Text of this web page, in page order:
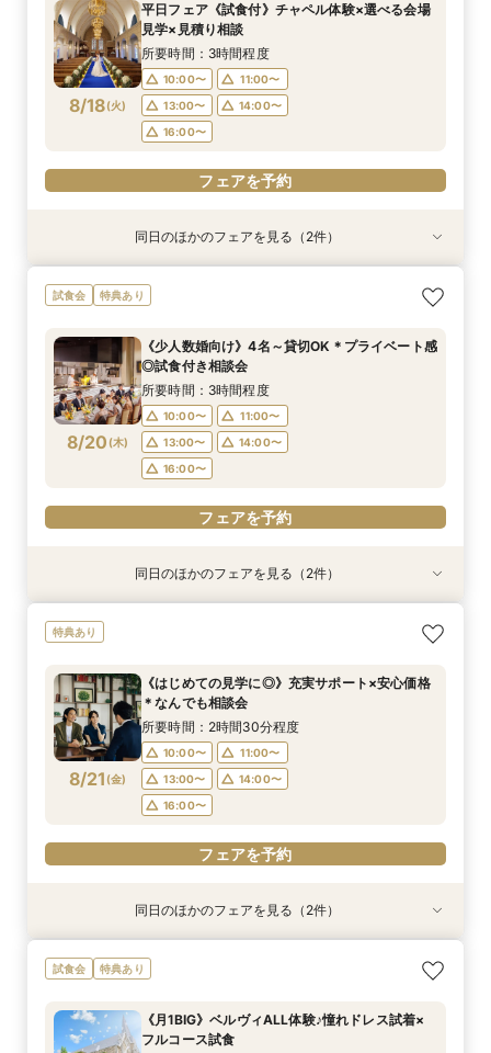
8/17(月)
10:00〜
11:00〜
13:00〜
14:00〜
16:00〜
フェアを予約
8/17(月)
10:00〜
11:00〜
13:00〜
14:00〜
16:00〜
フェアを予約
8/18(火)
平日フェア《試食付》チャペル体験×選べる会場
見学×見積り相談
所要時間：3時間程度
10:00〜
11:00〜
13:00〜
14:00〜
16:00〜
フェアを予約
特典あり
8/18(火)
《少人数婚向け》4名～貸切OK＊プライベート感
◎試食付き相談会
10:00〜
11:00〜
13:00〜
14:00〜
16:00〜
フェアを予約
8/18(火)
《はじめての見学に◎》充実サポート×安心価格
＊なんでも相談会
10:00〜
11:00〜
13:00〜
14:00〜
16:00〜
フェアを予約
同日のほかのフェアを見る（2件）
試食会 特典あり
8/20 (木)
《少人数婚向け》4名～貸切OK＊プライベート感
◎試食付き相談会
所要時間：3時間程度
10:00〜
11:00〜
13:00〜
14:00〜
16:00〜
フェアを予約
8/20 木)
《はじめての見学に◎》充実サポート×安心価格
10:00〜
11:00〜
13:00〜
14:00〜
16:00〜
フェアを予約
特典あり
8/20 木)
平日フェア《試食付》チャペル体験×選べる会場
10:00〜
11:00〜
13:00〜
14:00〜
16:00〜
フェアを予約
同日のほかのフェアを見る（2件）
特典あり
8/21 (金)
《はじめての見学に◎》充実サポート×安心価格
＊なんでも相談会
所要時間：2時間30分程度
10:00〜
11:00〜
13:00〜
14:00〜
16:00〜
フェアを予約
特典あり
《少人数婚向け》4名～貸切OK＊プライベート感
◎試食付き相談会
10:00〜
特典あり
平日フェア《試食付》チャペル体験×選べる会場
見学×見積り相談
10:00〜
同日のほかのフェアを見る（2件）
試食会 特典あり
《月1BIG》ベルヴィALL体験♪憧れドレス試着×
フルコース試食